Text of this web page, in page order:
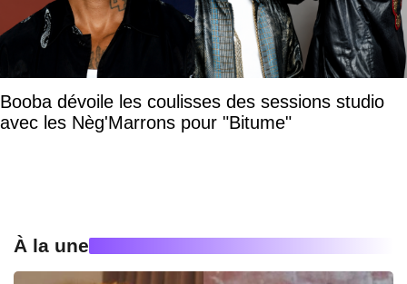
Booba dévoile les coulisses des sessions studio
avec les Nèg'Marrons pour "Bitume"
À la une